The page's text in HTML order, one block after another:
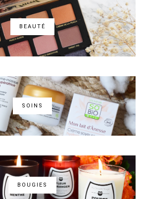
BEAUTÉ
SOINS
BOUGIES